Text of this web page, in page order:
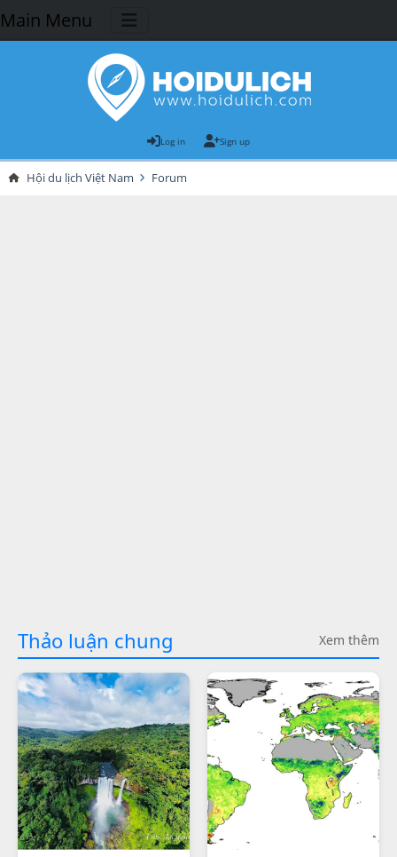
Main Menu
Log in Sign up
Hội du lịch Việt Nam Forum
Thảo luận chung Xem thêm